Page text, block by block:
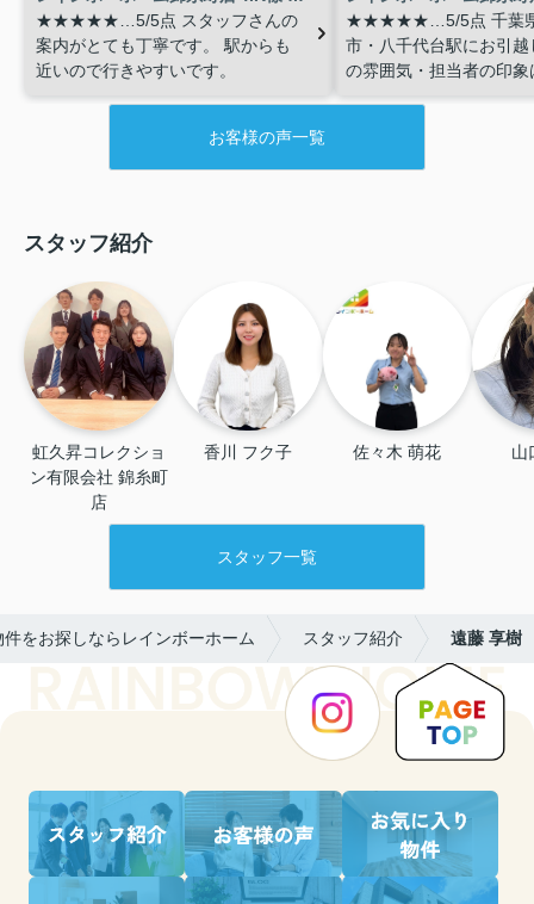
★★★★★…5/5点 スタッフさんの
案内がとても丁寧です。
駅からも
近いので行きやすいです。
★★★★★…5/5点 千葉
市・八千代台駅にお引越
の雰囲気・担当者の印象
お客様の声一覧
スタッフ紹介
虹久昇コレクショ
ン有限会社 錦糸町
店
香川 フク子 佐々木 萌花 山
スタッフ一覧
をお探しならレインボーホーム スタッフ紹介 遠藤 享樹